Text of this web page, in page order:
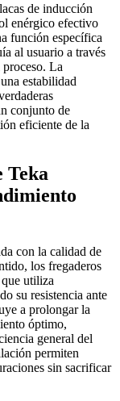
de inducción
enérgico efectivo
función específica
al usuario a través
proceso. La
estabilidad
conjunto de
eficiente de la
Teka
con la calidad de
los fregaderos
utiliza
su resistencia ante
a prolongar la
óptimo,
general del
permiten
sin sacrificar